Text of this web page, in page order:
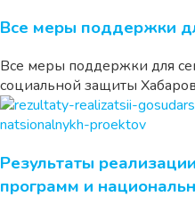
Все меры поддержки
Все меры поддержки для
социальной защиты
Результаты
программ и